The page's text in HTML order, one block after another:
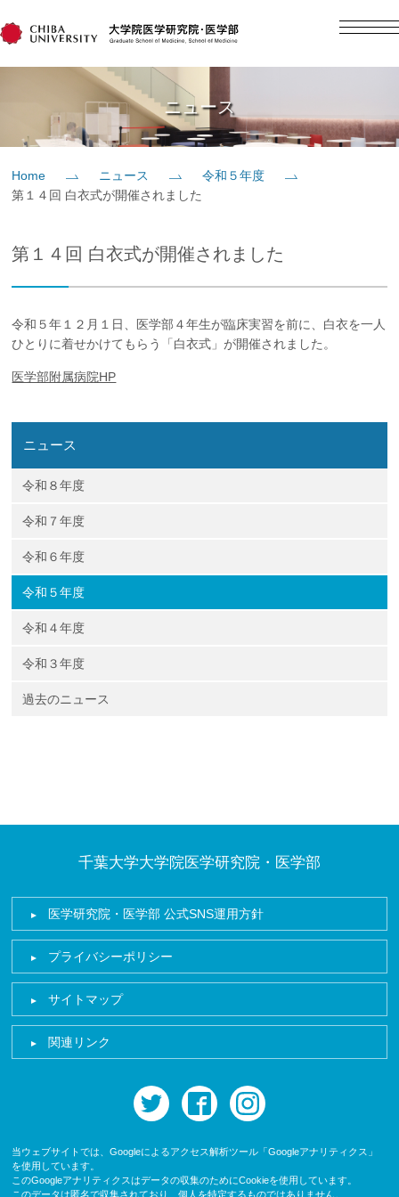
日本語
研究
入学案内
社会貢献
ニュース
Home ニュース
令和５年度
第１４回 白衣式が開催されました
第１４回 白衣式が開催されました
令和５年１２月１日、医学部４年生が臨床実習を前に、白衣を一人
ひとりに着せかけてもらう「白衣式」が開催されました。
医学部附属病院HP
ニュース
令和８年度
令和７年度
令和６年度
令和５年度
令和４年度
令和３年度
過去のニュース
千葉大学大学院医学研究院・医学部
医学研究院・医学部 公式SNS運用方針
プライバシーポリシー
サイトマップ
関連リンク
twitter facebook
当ウェブサイトでは、Googleによるアクセス解析ツール「Googleアナリティクス」
を使用しています。
このGoogleアナリティクスはデータの収集のためにCookieを使用しています。
このデータは匿名で収集されており、個人を特定するものではありません。